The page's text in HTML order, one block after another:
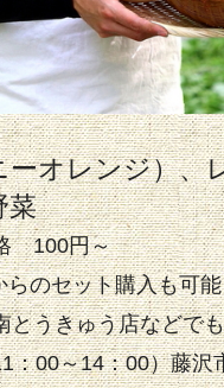
ーオレンジ）、
菜
100円～
のセット購入も可能
うきゅう店などで
00～14：00）藤沢